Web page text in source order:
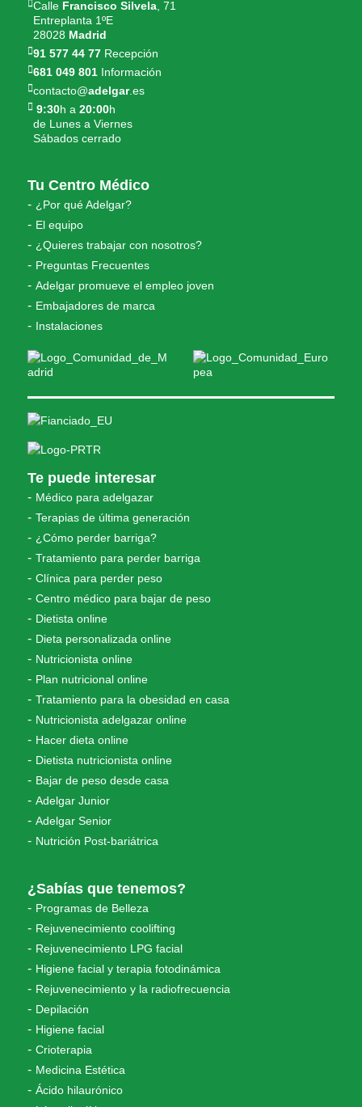
Calle Francisco Silvela, 71
Entreplanta 1ºE
28028 Madrid
91 577 44 77 Recepción
681 049 801 Información
contacto@adelgar.es
9:30h a20:00h
de Lunes a Viernes
Sábados cerrado
Tu Centro Médico
¿Por qué Adelgar?
El equipo
¿Quieres trabajar con nosotros?
Preguntas Frecuentes
Adelgar promueve el empleo joven
Embajadores de marca
Instalaciones
Te puede interesar
Médico para adelgazar
Terapias de última generación
¿Cómo perder barriga?
Tratamiento para perder barriga
Clínica para perder peso
Centro médico para bajar de peso
Dietista online
Dieta personalizada online
Nutricionista online
Plan nutricional online
Tratamiento para la obesidad en casa
Nutricionista adelgazar online
Hacer dieta online
Dietista nutricionista online
Bajar de peso desde casa
Adelgar Junior
Adelgar Senior
Nutrición Post-bariátrica
¿Sabías que tenemos?
Programas de Belleza
Rejuvenecimiento coolifting
Rejuvenecimiento LPG facial
Higiene facial y terapia fotodinámica
Rejuvenecimiento y la radiofrecuencia
Depilación
Higiene facial
Crioterapia
Medicina Estética
Ácido hilaurónico